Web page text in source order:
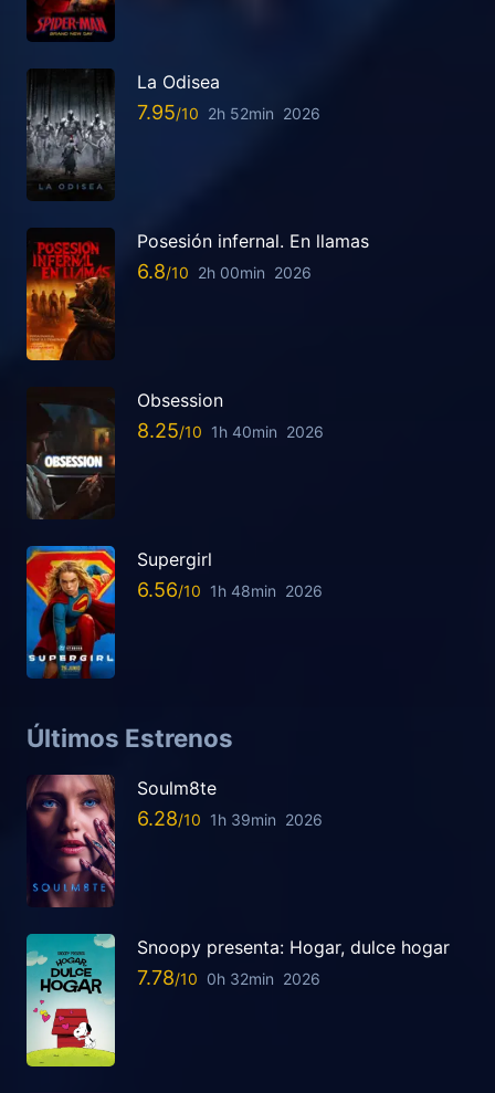
La Odisea
7.95 2h 52min 2026
Posesión infernal. En llamas
6.8 2h 00min 2026
Obsession
8.25 1h 40min 2026
Supergirl
6.56 1h 48min 2026
Últimos Estrenos
Soulm8te
6.28 1h 39min 2026
Snoopy presenta: Hogar, dulce hogar
7.78 0h 32min 2026